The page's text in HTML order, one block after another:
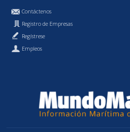
Contáctenos
Registro de Empresas
Regístrese
Empleos